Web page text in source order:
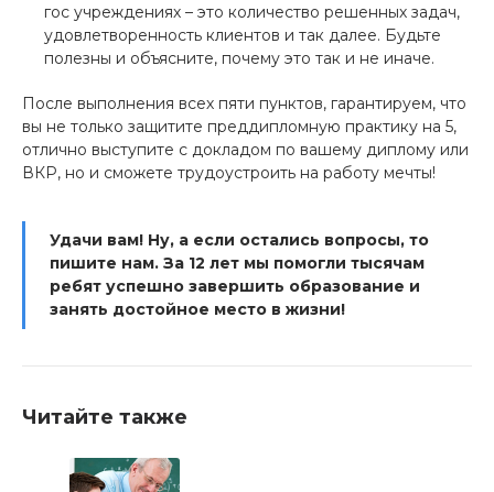
гос учреждениях – это количество решенных задач,
удовлетворенность клиентов и так далее. Будьте
полезны и объясните, почему это так и не иначе.
После выполнения всех пяти пунктов, гарантируем, что
вы не только защитите преддипломную практику на 5,
отлично выступите с докладом по вашему диплому или
ВКР, но и сможете трудоустроить на работу мечты!
Удачи вам! Ну, а если остались вопросы, то
пишите нам. За 12 лет мы помогли тысячам
ребят успешно завершить образование и
занять достойное место в жизни!
Читайте также